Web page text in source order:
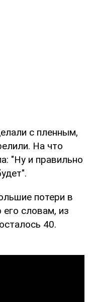
с пленным,
На что
"Ну и правильно
потери в
словам, из
40.